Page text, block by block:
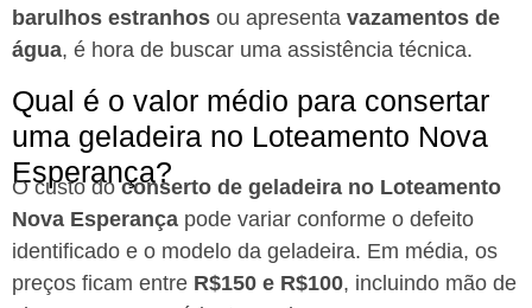
barulhos estranhos ou apresenta vazamentos de
água, é hora de buscar uma assistência técnica.
Qual é o valor médio para consertar
uma geladeira no Loteamento Nova
Esperança?
O custo doconserto de geladeira no Loteamento
Nova Esperança pode variar conforme o defeito
identificado e o modelo da geladeira. Em média, os
preços ficam entre R$150 e R$100, incluindo mão de